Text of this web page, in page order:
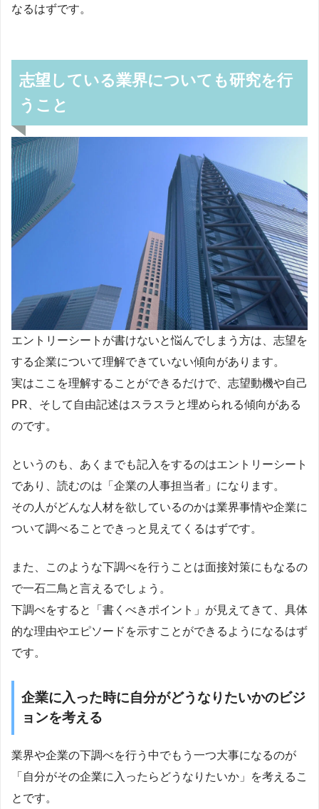
なるはずです。
志望している業界についても研究を行
うこと
エントリーシートが書けないと悩んでしまう方は、志望を
する企業について理解できていない傾向があります。
実はここを理解することができるだけで、志望動機や自己
PR、そして自由記述はスラスラと埋められる傾向がある
のです。
というのも、あくまでも記入をするのはエントリーシート
であり、読むのは「企業の人事担当者」になります。
その人がどんな人材を欲しているのかは業界事情や企業に
ついて調べることできっと見えてくるはずです。
また、このような下調べを行うことは面接対策にもなるの
で一石二鳥と言えるでしょう。
下調べをすると「書くべきポイント」が見えてきて、具体
的な理由やエピソードを示すことができるようになるはず
です。
企業に入った時に自分がどうなりたいかのビジ
ョンを考える
業界や企業の下調べを行う中でもう一つ大事になるのが
「自分がその企業に入ったらどうなりたいか」を考えるこ
とです。